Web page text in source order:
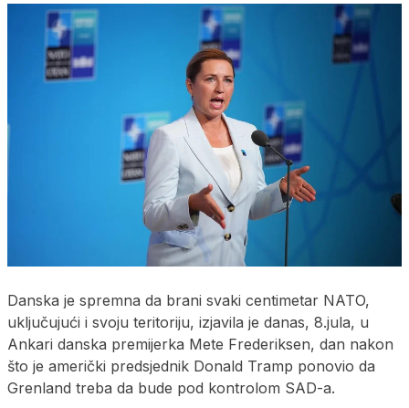
Danska je spremna da brani svaki centimetar NATO,
uključujući i svoju teritoriju, izjavila je danas, 8.jula, u
Ankari danska premijerka Mete Frederiksen, dan nakon
što je američki predsjednik Donald Tramp ponovio da
Grenland treba da bude pod kontrolom SAD-a.